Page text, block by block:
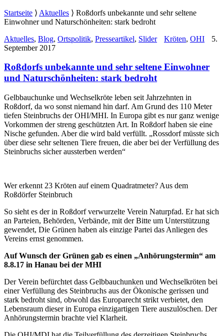
Startseite ⟩ Aktuelles ⟩ Roßdorfs unbekannte und sehr seltene
Einwohner und Naturschönheiten: stark bedroht
Aktuelles, Blog, Ortspolitik, Presseartikel, Slider Kröten, OHI
5.
September 2017
Roßdorfs unbekannte und sehr seltene Einwohner
und Naturschönheiten: stark bedroht
Gelbbauchunke und Wechselkröte leben seit Jahrzehnten in
Roßdorf, da wo sonst niemand hin darf. Am Grund des 110 Meter
tiefen Steinbruchs der OHI/MHI. In Europa gibt es nur ganz wenige
Vorkommen der streng geschützten Art. In Roßdorf haben sie eine
Nische gefunden. Aber die wird bald verfüllt. „Rossdorf müsste sich
über diese sehr seltenen Tiere freuen, die aber bei der Verfüllung des
Steinbruchs sicher aussterben werden“
Wer erkennt 23 Kröten auf einem Quadratmeter? Aus dem
Roßdörfer Steinbruch
So sieht es der in Roßdorf verwurzelte Verein Naturpfad. Er hat sich
an Parteien, Behörden, Verbände, mit der Bitte um Unterstützung
gewendet, Die Grünen haben als einzige Partei das Anliegen des
Vereins ernst genommen.
Auf Wunsch der Grünen gab es einen „Anhörungstermin“ am
8.8.17 in Hanau bei der MHI
Der Verein befürchtet dass Gelbbauchunken und Wechselkröten bei
einer Verfüllung des Steinbruchs aus der Ökonische gerissen und
stark bedroht sind, obwohl das Europarecht strikt verbietet, den
Lebensraum dieser in Europa einzigartigen Tiere auszulöschen. Der
Anhörungstermin brachte viel Klarheit.